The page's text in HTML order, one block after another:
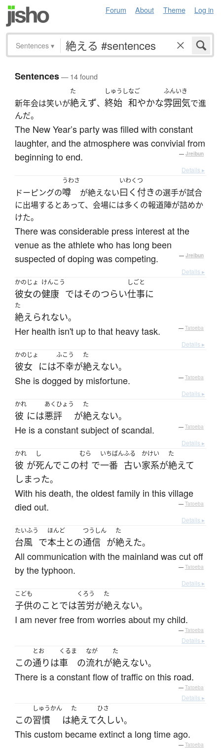
Forum About Theme Log in
Sentences ▾
Sentences— 14 found
新年会は笑いが
た
絶えず、
しゅうし
終始
なご
和やかな
ふんいき
雰囲気で進
んだ。
The New Year’s party was filled with constant
laughter, and the atmosphere was convivial from
beginning to end.
— Jreibun
Details ▸
ドーピングの
うわさ
噂 が絶えない
いわくつ
曰く付きの選手が試合
に出場するとあって、会場には多くの報道陣が詰めか
けた。
There was considerable press interest at the
venue as the athlete who has long been
suspected of doping was competing.
— Jreibun
Details ▸
かのじょ
彼女の
けんこう
健康 ではそのつらい
しごと
仕事に
た
絶えられない。
Her health isn't up to that heavy task. — Tatoeba
Details ▸
かのじょ
彼女 には
ふこう
不幸が
た
絶えない。
She is dogged by misfortune. — Tatoeba
Details ▸
かれ
彼 には
あくひょう
悪評 が
た
絶えない。
He is a constant subject of scandal. — Tatoeba
Details ▸
かれ
彼 が
し
死んでこの
むら
村 で
いちばん
一番
ふる
古い
かけい
家系が
た
絶えて
しまった。
With his death, the oldest family in this village
died out.
— Tatoeba
Details ▸
たいふう
台風 で
ほんど
本土との
つうしん
通信 が
た
絶えた。
All communication with the mainland was cut off
by the typhoon.
— Tatoeba
Details ▸
こども
子供のことでは
くろう
苦労が
た
絶えない。
I am never free from worries about my child.
— Tatoeba
Details ▸
この
とお
通り は
くるま
車 の
なが
流れが
た
絶えない。
There is a constant flow of traffic on this road.
— Tatoeba
Details ▸
この
しゅうかん
習慣 は
た
絶えて
ひさ
久しい。
This custom became extinct a long time ago.
— Tatoeba